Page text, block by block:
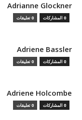
Adrianne Glockner
0 المشاركات 0 تعليقات
Adriene Bassler
0 المشاركات 0 تعليقات
Adriene Holcombe
0 المشاركات 0 تعليقات